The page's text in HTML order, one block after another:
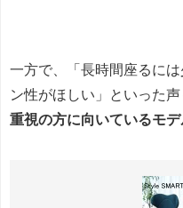
一方で、「長時間座るに
ン性がほしい」といった声
重視の方に向いているモデ